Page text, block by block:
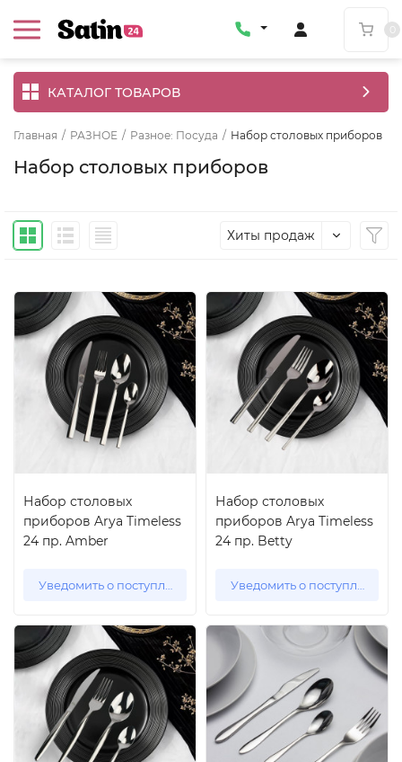
КАТАЛОГ ТОВАРОВ
Главная / РАЗНОЕ / Разное: Посуда / Набор столовых приборов
Набор столовых приборов
Хиты продаж
Набор столовых
приборов Arya Timeless
24 пр. Amber
Уведомить о поступлении
Набор столовых
приборов Arya Timeless
24 пр. Betty
Уведомить о поступлении